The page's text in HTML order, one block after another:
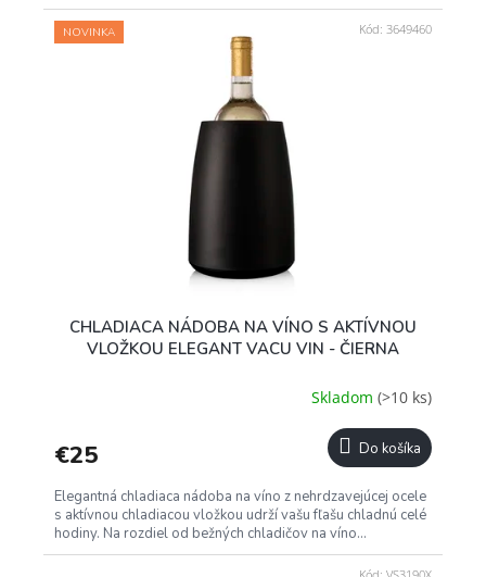
NOVINKA
CHLADIACA NÁDOBA NA VÍNO S AKTÍVNOU
VLOŽKOU ELEGANT VACU VIN - ČIERNA
Skladom (>10 ks)
€25 Do košíka
Elegantná chladiaca nádoba na víno z nehrdzavejúcej ocele
s aktívnou chladiacou vložkou udrží vašu fľašu chladnú celé
hodiny. Na rozdiel od bežných chladičov na víno...
Kód: 3649460